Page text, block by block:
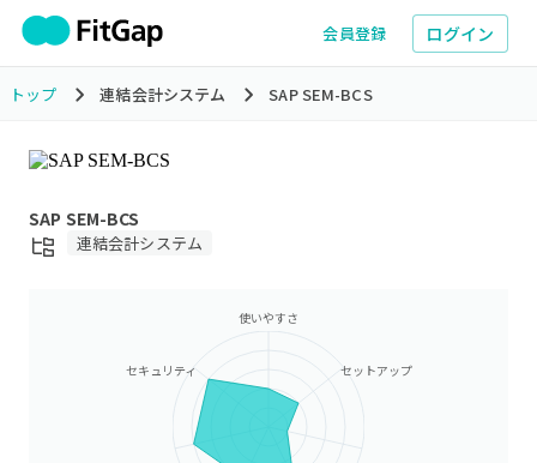
会員登録 ログイン
トップ 連結会計システム SAP SEM-BCS
SAP SEM-BCS
連結会計システム
使いやすさ
セットアップ
セキュリティ